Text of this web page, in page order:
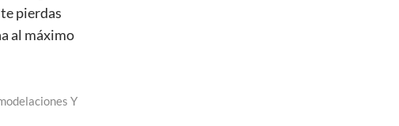
pierdas
al máximo
Y